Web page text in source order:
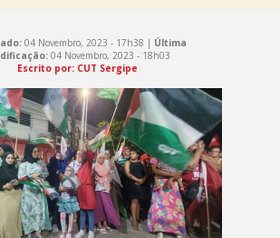
04 Novembro, 2023 - 17h38 | Última
04 Novembro, 2023 - 18h03
Escrito por: CUT Sergipe